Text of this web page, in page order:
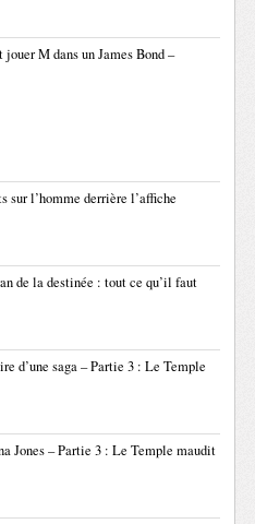
M dans un James Bond –
sur l’homme derrière l’affiche
de la destinée : tout ce qu’il faut
d’une saga – Partie 3 : Le Temple
Jones – Partie 3 : Le Temple maudit